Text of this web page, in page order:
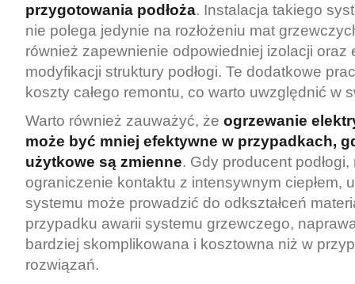
przygotowania podłoża. Instalacja takiego
nie polega jedynie na rozłożeniu mat
również zapewnienie odpowiedniej izolacji oraz
modyfikacji struktury podłogi. Te dodatkowe
koszty całego remontu, co warto uwzględnić w
Warto również zauważyć, że ogrzewanie
może być mniej efektywne w przypadkach,
użytkowe są zmienne. Gdy producent
ograniczenie kontaktu z intensywnym ciepłem,
systemu może prowadzić do odkształceń
przypadku awarii systemu grzewczego,
bardziej skomplikowana i kosztowna niż w
rozwiązań.